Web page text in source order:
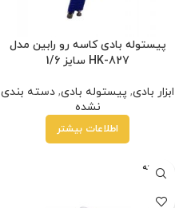
پیستوله بادی کاسه رو رابین مدل
HK-827 سایز 1/6
ابزار بادی, پیستوله بادی, دسته بندی
نشده
اطلاعات بیشتر
فروخته
شده